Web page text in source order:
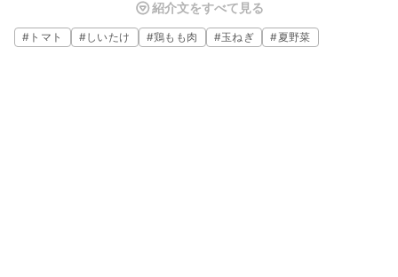
ツを乗っけると見た目は豪華なのに、意外と素早くパパッと作れてし
まうのでおススメですよ。調味料は少ないですが、トマトソース缶を
使っているので味はしっかり付いていて、食べ応えのある一品です。
紹介文をすべて見る
# トマト #しいたけ #鶏もも肉 #玉ねぎ #夏野菜